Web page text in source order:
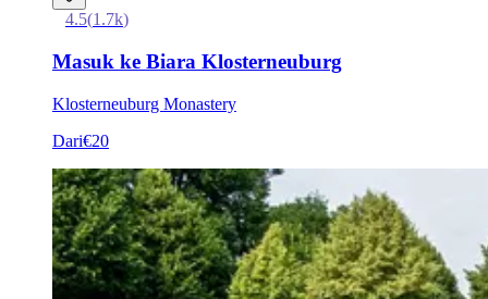
4.5(1.7k)
Masuk ke Biara Klosterneuburg
Klosterneuburg Monastery
Dari€20